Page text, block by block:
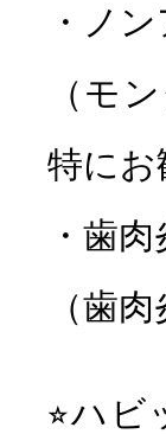
・ノ
（モ
特にお
・歯
（歯
⭐︎ハ